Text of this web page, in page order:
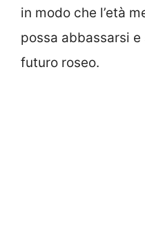
in modo che l’età
possa abbassarsi
futuro roseo.